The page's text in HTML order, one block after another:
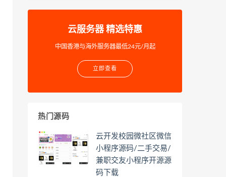
云服务器 精选特惠
中国香港与海外服务器最低24元/月起
立即查看
热门源码
云开发校园微社区微信
小程序源码/二手交易/
兼职交友小程序开源源
码下载